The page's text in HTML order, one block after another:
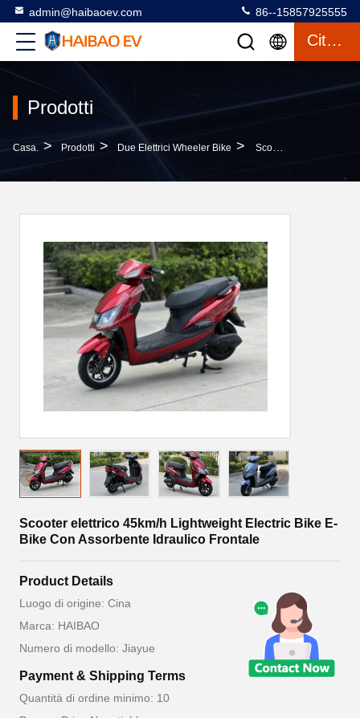
admin@haibaoev.com 86--15857925555
Citazione
Prodotti
Casa. > Prodotti > Due Elettrici Wheeler Bike > Scooter Elettrico 45km/h Lightweight Electric Bike E-Bike Con Assorbente Idraulico Frontale
Scooter elettrico 45km/h Lightweight Electric Bike E-
Bike Con Assorbente Idraulico Frontale
Product Details
Luogo di origine: Cina
Marca: HAIBAO
Numero di modello: Jiayue
Payment & Shipping Terms
Quantità di ordine minimo: 10